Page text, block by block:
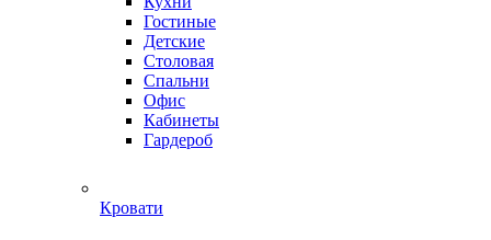
Гостиные
Детские
Столовая
Спальни
Офис
Кабинеты
Гардероб
Кровати